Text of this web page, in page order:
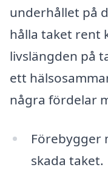
underhållet på
hålla taket rent
livslängden på
ett
några fördelar
Förebygger
skada taket.